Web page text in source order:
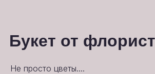
Букет от
Не просто цветы....